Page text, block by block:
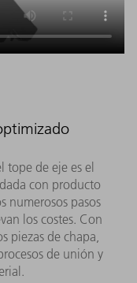
tope de eje es el
con producto
numerosos pasos
los costes. Con
piezas de chapa,
de unión y